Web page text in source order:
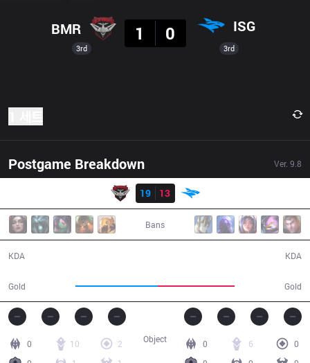
3rd
BMR
1
0 ISG
3rd
Postgame Breakdown Ver. 9.8
19
13
Bans
KDA
Gold Gold
KDA
0 10
2
0 6
0
Object